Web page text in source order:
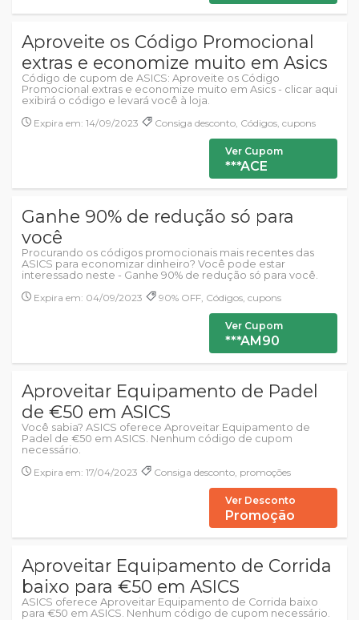
Aproveite os Código Promocional
extras e economize muito em Asics
Código de cupom de ASICS: Aproveite os Código
Promocional extras e economize muito em Asics - clicar aqui
exibirá o código e levará você à loja.
Expira em: 14/09/2023
Consiga desconto, Códigos, cupons
Ver Cupom
***ACE
Ganhe 90% de redução só para
você
Procurando os códigos promocionais mais recentes das
ASICS para economizar dinheiro? Você pode estar
interessado neste - Ganhe 90% de redução só para você.
Expira em: 04/09/2023
90% OFF, Códigos, cupons
Ver Cupom
***AM90
Aproveitar Equipamento de Padel
de €50 em ASICS
Você sabia? ASICS oferece Aproveitar Equipamento de
Padel de €50 em ASICS. Nenhum código de cupom
necessário.
Expira em: 17/04/2023
Consiga desconto, promoções
Ver Desconto
Promoção
Aproveitar Equipamento de Corrida
baixo para €50 em ASICS
ASICS oferece Aproveitar Equipamento de Corrida baixo
para €50 em ASICS. Nenhum código de cupom necessário.